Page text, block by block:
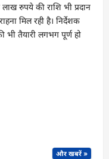
रुपये की राशि भी प्रदान
मिल रही है। निर्देशक
भी तैयारी लगभग पूर्ण हो
और खबरें »